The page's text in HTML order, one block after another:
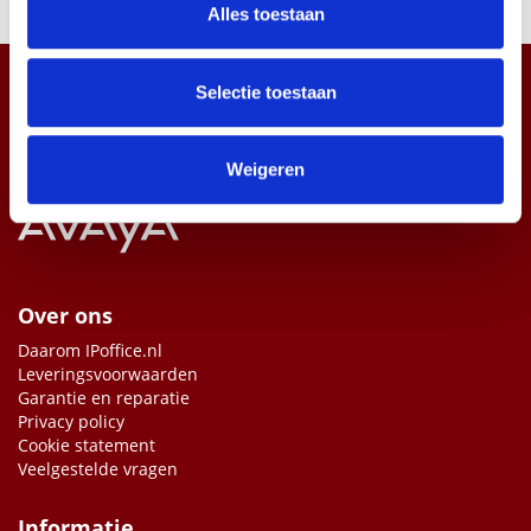
en om ons websiteverkeer te analyseren. Ook delen we
partners voor social media, adverteren en analyse. Deze
partners kunnen deze gegevens combineren met andere
Alles toestaan
Selectie toestaan
Weigeren
Over ons
Daarom IPoffice.nl
Leveringsvoorwaarden
Garantie en reparatie
Privacy policy
Cookie statement
Veelgestelde vragen